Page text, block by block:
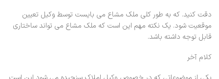
دقت کنید. که به طور کلی ملک مشاع می بایست توسط وکیل تعیین
موقعیت شود. یک نکته مهم این است که ملک مشاع می تواند ساختاری
قابل توجه داشته باشد.
کلام آخر